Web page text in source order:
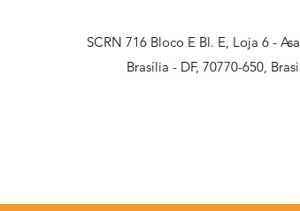
SCRN 716 Bloco E Bl. E, Loja 6 -
Brasília - DF, 70770-650,